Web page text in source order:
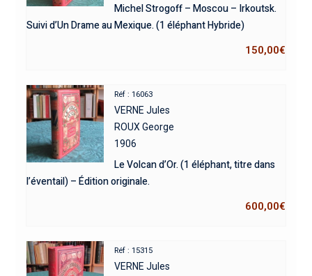
Michel Strogoff – Moscou – Irkoutsk.
Suivi d’Un Drame au Mexique. (1 éléphant Hybride)
150,00€
Réf : 16063
VERNE Jules
ROUX George
1906
Le Volcan d’Or. (1 éléphant, titre dans
l’éventail) – Édition originale.
600,00€
Réf : 15315
VERNE Jules